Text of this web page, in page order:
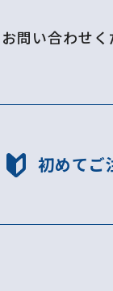
お問い合わせく
初めてご